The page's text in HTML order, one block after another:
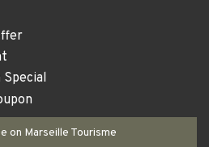
on Marseille Tourisme